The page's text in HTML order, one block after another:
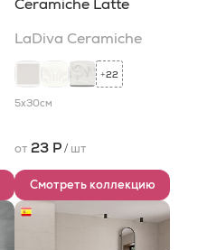
Сeramiche Latte
LaDiva Сeramiche
+22
5x30см
от 23 Р/ шт
Смотреть коллекцию